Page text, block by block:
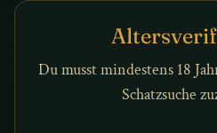
Zum Inhalt springen
Du musst mindestens 18
Schatzsuche